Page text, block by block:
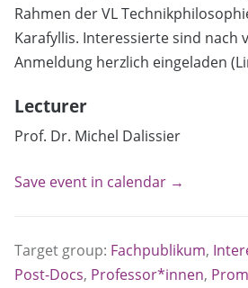
Rahmen der VL
Karafyllis. Interessierte sind nach
Anmeldung herzlich eingeladen
Lecturer
Prof. Dr. Michel Dalissier
Save event in calendar →
Target group: Fachpublikum,
Post-Docs, Professor*innen,